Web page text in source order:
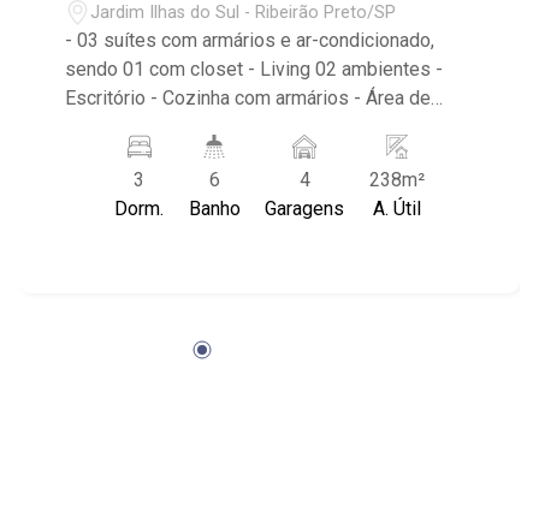
Jardim Ilhas do Sul - Ribeirão Preto/SP
- 03 suítes com armários e ar-condicionado,
sendo 01 com closet - Living 02 ambientes -
Escritório - Cozinha com armários - Área de
Gourmet com fechamento em vidro - Lavabo - 4
Vagas de garagem - Condomínio: Portaria 24hrs,
Quadra Poliesportiva, Piscina (Adulto / Infantil),
Famosa Pizza, Buteco Dubrodi, Villa Sucreê,
3
Dorm.
6
Banho
4
Garagens
238m²
A. Útil